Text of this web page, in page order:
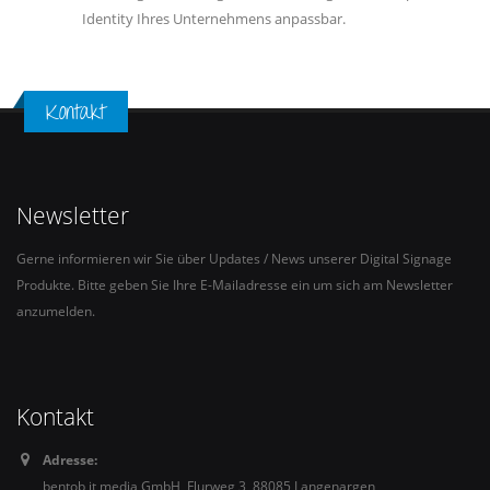
Identity Ihres Unternehmens anpassbar.
Kontakt
Newsletter
Gerne informieren wir Sie über Updates / News unserer Digital Signage
Produkte. Bitte geben Sie Ihre E-Mailadresse ein um sich am Newsletter
anzumelden.
Kontakt
Adresse:
bentob it media GmbH, Flurweg 3, 88085 Langenargen